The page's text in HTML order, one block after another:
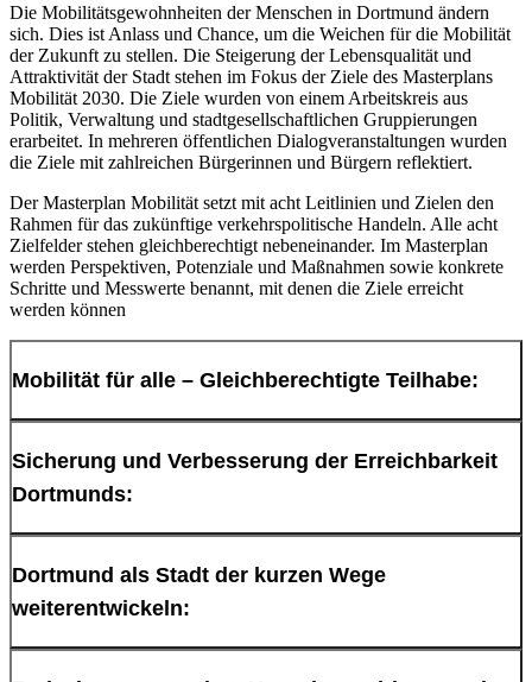
Die Mobilitätsgewohnheiten der Menschen in Dortmund ändern
sich. Dies ist Anlass und Chance, um die Weichen für die Mobilität
der Zukunft zu stellen. Die Steigerung der Lebensqualität und
Attraktivität der Stadt stehen im Fokus der Ziele des Masterplans
Mobilität 2030. Die Ziele wurden von einem Arbeitskreis aus
Politik, Verwaltung und stadtgesellschaftlichen Gruppierungen
erarbeitet. In mehreren öffentlichen Dialogveranstaltungen wurden
die Ziele mit zahlreichen Bürgerinnen und Bürgern reflektiert.
Der Masterplan Mobilität setzt mit acht Leitlinien und Zielen den
Rahmen für das zukünftige verkehrspolitische Handeln. Alle acht
Zielfelder stehen gleichberechtigt nebeneinander. Im Masterplan
werden Perspektiven, Potenziale und Maßnahmen sowie konkrete
Schritte und Messwerte benannt, mit denen die Ziele erreicht
werden können
Mobilität für alle – Gleichberechtigte Teilhabe:
Dortmund schafft die Voraussetzungen für eine gleichberechtigte
Teilhabe am gesellschaftlichen Leben für alle Menschen,
Die Mobilität für alle beinhaltet alle Verkehrsarten und
Verkehrsmittel.
Sicherung und Verbesserung der Erreichbarkeit
Dortmunds:
Dortmunds zentrale und wirtschaftliche Funktion als Oberzentrum
wird gestärkt. Verknüpfungsstellen von Verkehrsmitteln, wie z.B.
Dortmund als Stadt der kurzen Wege
weiterentwickeln: